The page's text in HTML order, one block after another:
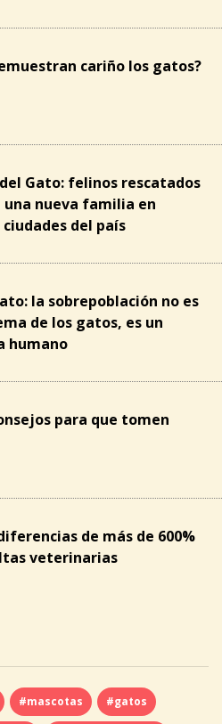
cariño los gatos?
del Gato: felinos rescatados
una nueva familia en
del país
la sobrepoblación no es
de los gatos, es un
humano
para que tomen
de más de 600%
veterinarias
#mascotas #gatos